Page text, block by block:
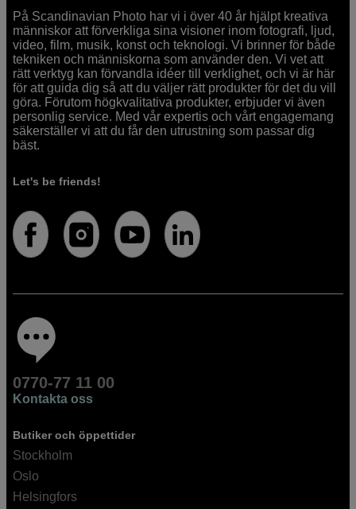
På Scandinavian Photo har vi i över 40 år hjälpt kreativa
människor att förverkliga sina visioner inom fotografi, ljud,
video, film, musik, konst och teknologi. Vi brinner för både
tekniken och människorna som använder den. Vi vet att
rätt verktyg kan förvandla idéer till verklighet, och vi är här
för att guida dig så att du väljer rätt produkter för det du vill
göra. Förutom högkvalitativa produkter, erbjuder vi även
personlig service. Med vår expertis och vårt engagemang
säkerställer vi att du får den utrustning som passar dig
bäst.
Let's be friends!
0770-77 11 00
Kontakta oss
Butiker och öppettider
Stockholm
Oslo
Helsingfors